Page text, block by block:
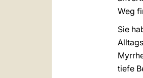
Weg
Sie
tiefe